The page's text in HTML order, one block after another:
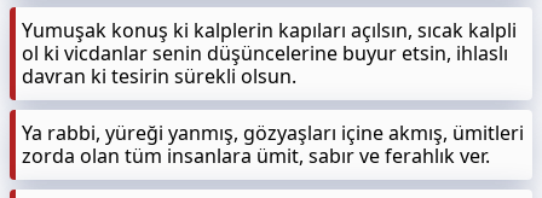
Yumuşak konuş ki kalplerin kapıları açılsın, sıcak kalpli
ol ki vicdanlar senin düşüncelerine buyur etsin, ihlaslı
davran ki tesirin sürekli olsun.
Ya rabbi, yüreği yanmış, gözyaşları içine akmış, ümitleri
zorda olan tüm insanlara ümit, sabır ve ferahlık ver.